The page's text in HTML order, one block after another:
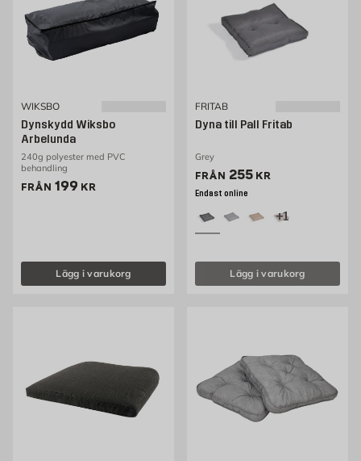
WIKSBO
Dynskydd Wiksbo
Arbelunda
240g polyester med PVC
behandling
FRÅN Pris 199 kr
199 KR
Lägg i varukorg
FRITAB
Dyna till Pall Fritab
Grey
FRÅN Pris 250 kr
255 KR
Endast online
+1
Lägg i varukorg